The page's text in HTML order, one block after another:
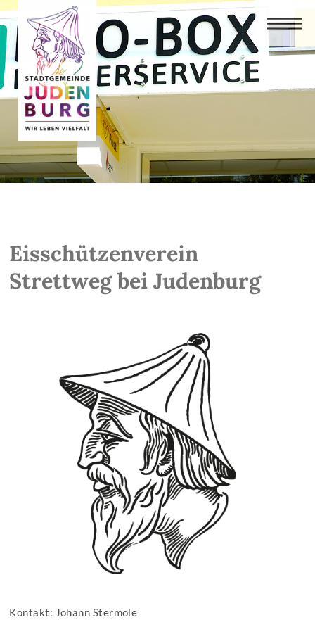
Eisschützenverein
Strettweg bei Judenburg
Kontakt: Johann Stermole